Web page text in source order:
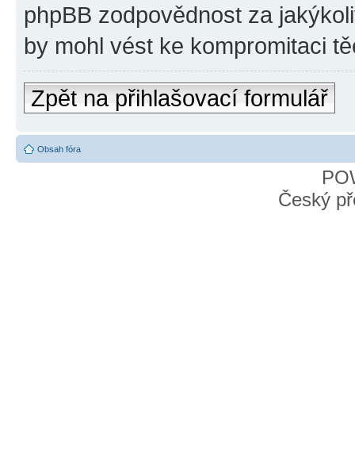
phpBB zodpovědnost za
by mohl vést ke kompromitaci
Zpět na přihlašovací formulář
Obsah fóra
Český